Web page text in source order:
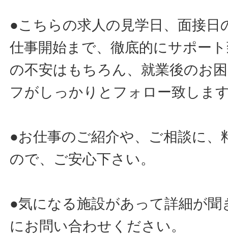
●こちらの求人の見学日、面接日
仕事開始まで、徹底的にサポー
の不安はもちろん、就業後のお
フがしっかりとフォロー致しま
●お仕事のご紹介や、ご相談に
ので、ご安心下さい。
●気になる施設があって詳細が
にお問い合わせください。